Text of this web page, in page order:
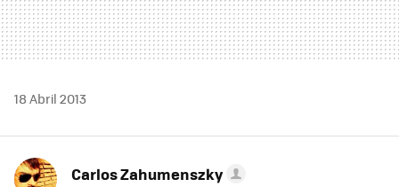
18 Abril 2013
Carlos Zahumenszky